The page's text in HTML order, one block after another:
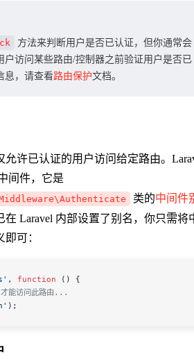
方法来判断用户是否已认证，但你通常会
户访问某些路由/控制器之前验证用户是否已
息，请查看路由保护文档。
允许已认证的用户访问给定路由。
间件，它是
类的中间件
在 Laravel 内部设置了别名，你只需将
可：
, function () {
能访问此路由...
);